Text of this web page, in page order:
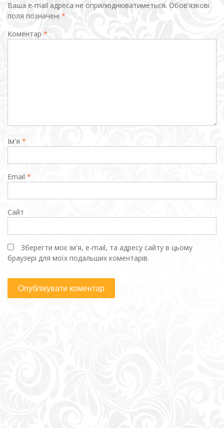
Ваша e-mail адреса не оприлюднюватиметься. Обов’язкові
поля позначені *
Коментар *
Ім'я *
Email *
Сайт
Зберегти моє ім'я, e-mail, та адресу сайту в цьому
браузері для моїх подальших коментарів.